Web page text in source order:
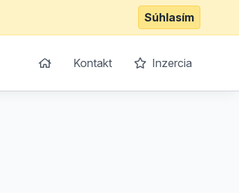
Súhlasím
Kontakt Inzercia